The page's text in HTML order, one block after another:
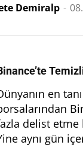
Demiralp -
en
delist etme
aynı gün